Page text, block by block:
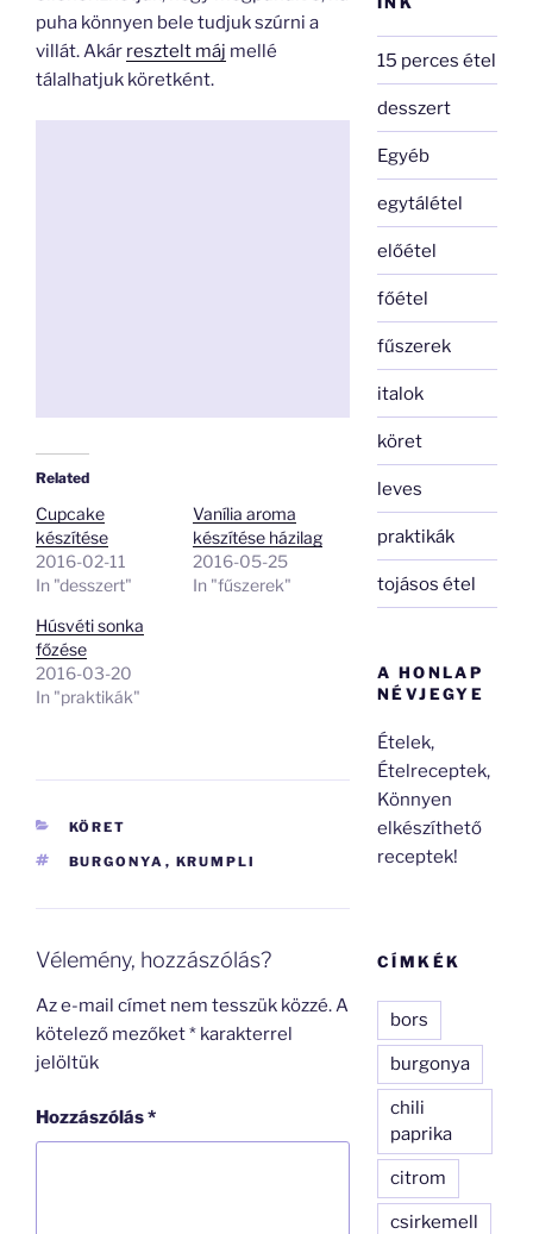
puha könnyen bele tudjuk szúrni a
villát. Akár resztelt máj mellé
tálalhatjuk köretként.
Related
Cupcake
készítése
2016-02-11
In "desszert"
Vanília aroma
készítése házilag
2016-05-25
In "fűszerek"
Húsvéti sonka
főzése
2016-03-20
In "praktikák"
KATEGÓRIÁK
KÖRET
CÍMKÉK
BURGONYA , KRUMPLI
Vélemény, hozzászólás?
Az e-mail címet nem tesszük közzé.A
kötelező mezőket* karakterrel
jelöltük
Hozzászólás*
15 perces étel
desszert
Egyéb
egytálétel
előétel
főétel
fűszerek
italok
köret
leves
praktikák
tojásos étel
A HONLAP
NÉVJEGYE
Ételek,
Ételreceptek,
Könnyen
elkészíthető
receptek!
CÍMKÉK
bors
burgonya
chili
paprika
citrom
csirkemell